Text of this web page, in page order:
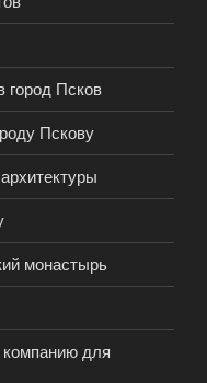
Псков
Пскову
монастырь
для